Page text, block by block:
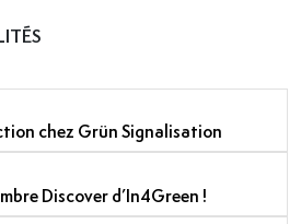
chez Grün Signalisation
Discover d’In4Green !